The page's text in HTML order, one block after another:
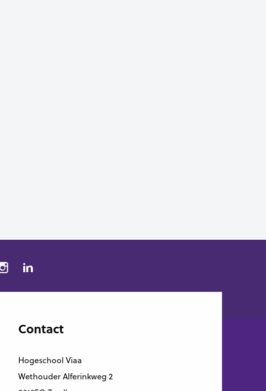
Contact
Hogeschool Viaa
Wethouder Alferinkweg 2